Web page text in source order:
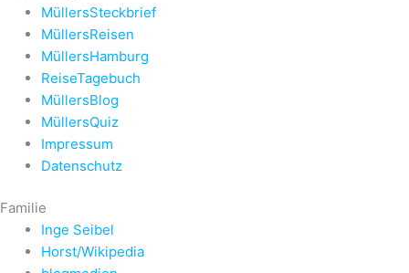
MüllersSteckbrief
MüllersReisen
MüllersHamburg
ReiseTagebuch
MüllersBlog
MüllersQuiz
Impressum
Datenschutz
Familie
Inge Seibel
Horst/Wikipedia